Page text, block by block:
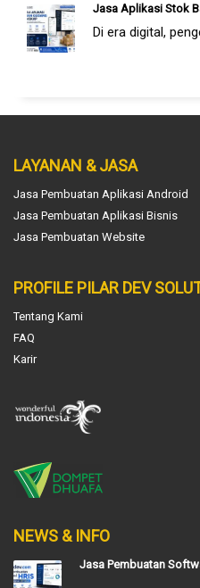
Jasa Aplikasi Stok
Di era digital,
LAYANAN & JASA
Jasa Pembuatan Aplikasi Android
Jasa Pembuatan Aplikasi Bisnis
Jasa Pembuatan Website
PROFILE PILAR DEV
Tentang Kami
FAQ
Karir
NEWS & INFO
Jasa Pembuatan